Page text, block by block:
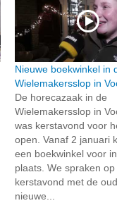
Nieuwe boekwinkel in
Wielemakersslop in
De horecazaak in de
Wielemakersslop in
was kerstavond voor
open. Vanaf 2 januari
een boekwinkel voor
plaats. We spraken op
kerstavond met de
nieuwe...